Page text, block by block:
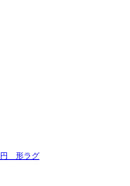
円 形ラグ